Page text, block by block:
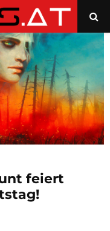
feiert